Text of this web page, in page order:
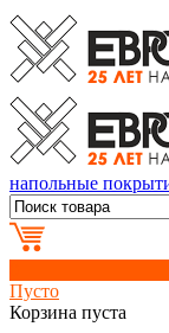
напольные
Пусто
Корзина пуста